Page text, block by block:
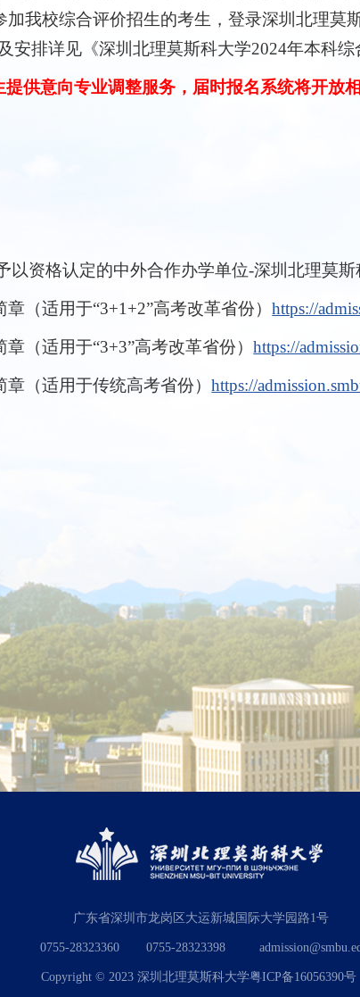
我校综合评价招生的考生，登录深圳北理莫
排详见《深圳北理莫斯科大学2024年本科综
供意向专业调整服务，届时报名系统将开放
以资格认定的中外合作办学单位-深圳北理莫斯
（适用于“3+1+2”高考改革省份）https://
（适用于“3+3”高考改革省份）https://
章（适用于传统高考省份）https://
广东省深圳市龙岗区大运新城国际大学园路1号
0755-28323360 0755-28323398
Copyright © 2023 深圳北理莫斯科大学粤ICP备16056390号